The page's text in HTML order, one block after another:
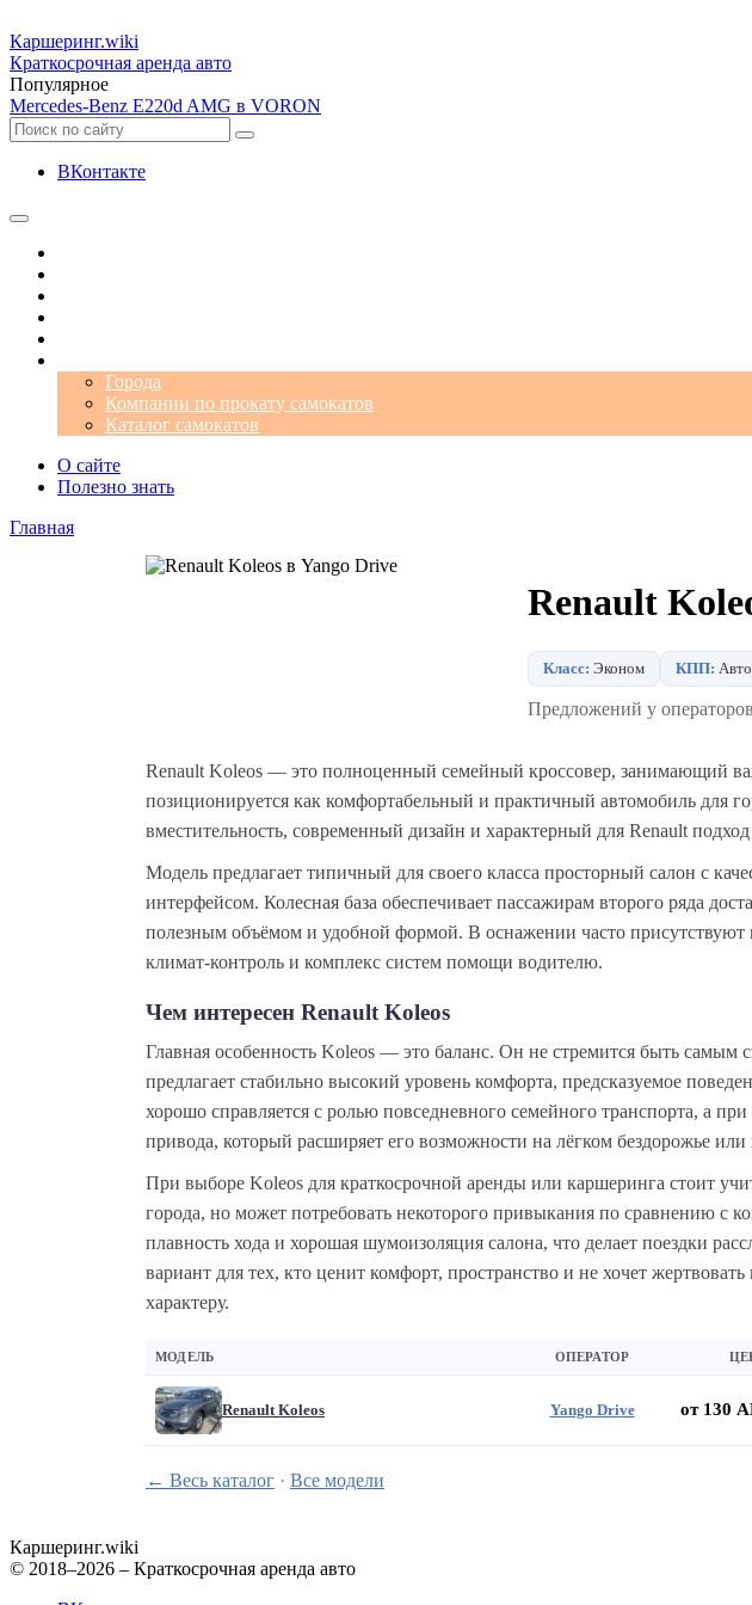
Каршеринг.wiki
Краткосрочная аренда авто
Популярное
Mercedes-Benz E220d AMG в VORON
ВКонтакте
Города
Компании по прокату самокатов
Каталог самокатов
О сайте
Полезно знать
Главная
Renault
Класс: Эконом КПП:
Предложений у
Renault Koleos — это полноценный семейный кроссовер, занимающий
позиционируется как комфортабельный и практичный автомобиль для
вместительность, современный дизайн и характерный для Renault
Модель предлагает типичный для своего класса просторный салон с
интерфейсом. Колесная база обеспечивает пассажирам второго ряда
полезным объёмом и удобной формой. В оснажении часто
климат-контроль и комплекс систем помощи водителю.
Чем интересен Renault Koleos
Главная особенность Koleos — это баланс. Он не стремится быть
предлагает стабильно высокий уровень комфорта, предсказуемое
хорошо справляется с ролью повседневного семейного транспорта, а
привода, который расширяет его возможности на лёгком бездорожье
При выборе Koleos для краткосрочной аренды или каршеринга стоит
города, но может потребовать некоторого привыкания по сравнению с
плавность хода и хорошая шумоизоляция салона, что делает поездки
вариант для тех, кто ценит комфорт, пространство и не хочет
характеру.
МОДЕЛЬ ОПЕРАТОР
Renault Koleos Yango Drive от 130
← Весь каталог · Все модели
Каршеринг.wiki
© 2018–2026 – Краткосрочная аренда авто